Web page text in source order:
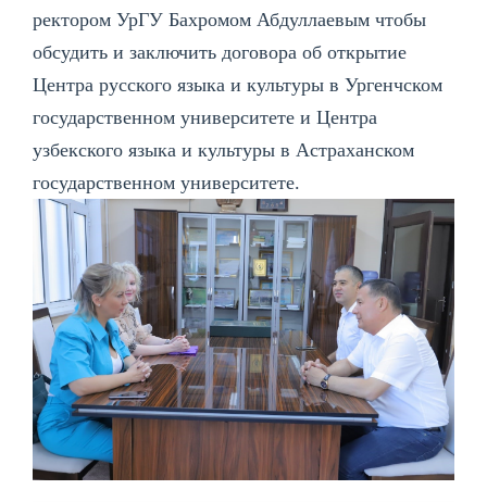
ректором УрГУ Бахромом Абдуллаевым чтобы
обсудить и заключить договора об открытие
Центра русского языка и культуры в Ургенчском
государственном университете и Центра
узбекского языка и культуры в Астраханском
государственном университете.